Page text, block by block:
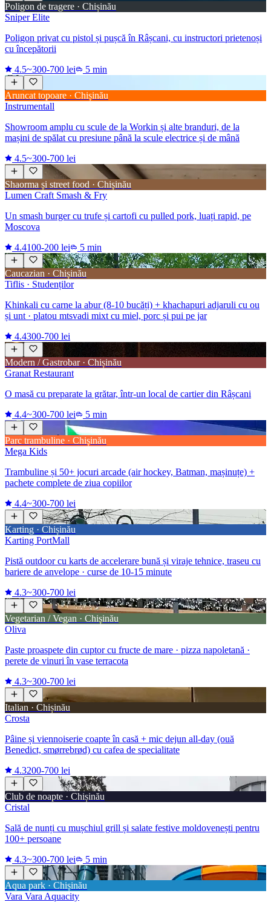
Poligon de tragere · Chișinău
Sniper Elite
Poligon privat cu pistol și pușcă în Râșcani, cu instructori prietenoși
cu începătorii
4.5~300-700 lei 5 min
Aruncat topoare · Chișinău
Instrumentall
Showroom amplu cu scule de la Workin și alte branduri, de la
mașini de spălat cu presiune până la scule electrice și de mână
4.5~300-700 lei
Shaorma și street food · Chișinău
Lumen Craft Smash & Fry
Un smash burger cu trufe și cartofi cu pulled pork, luați rapid, pe
Moscova
4.4100-200 lei 5 min
Caucazian · Chișinău
Tiflis · Studenților
Khinkali cu carne la abur (8-10 bucăți) + khachapuri adjaruli cu ou
și unt · platou mtsvadi mixt cu miel, porc și pui pe jar
4.4300-700 lei
Modern / Gastrobar · Chișinău
Granat Restaurant
O masă cu preparate la grătar, într-un local de cartier din Râșcani
4.4~300-700 lei 5 min
Parc trambuline · Chișinău
Mega Kids
Trambuline și 50+ jocuri arcade (air hockey, Batman, mașinuțe) +
pachete complete de ziua copiilor
4.4~300-700 lei
Karting · Chișinău
Karting PortMall
Pistă outdoor cu karts de accelerare bună și viraje tehnice, traseu cu
bariere de anvelope · curse de 10-15 minute
4.3~300-700 lei
Vegetarian / Vegan · Chișinău
Oliva
Paste proaspete din cuptor cu fructe de mare · pizza napoletană ·
perete de vinuri în vase terracota
4.3~300-700 lei
Italian · Chișinău
Crosta
Pâine și viennoiserie coapte în casă + mic dejun all-day (ouă
Benedict, smørrebrød) cu cafea de specialitate
4.3200-700 lei
Club de noapte · Chișinău
Cristal
Sală de nunți cu mușchiul grill și salate festive moldovenești pentru
100+ persoane
4.3~300-700 lei 5 min
Aqua park · Chișinău
Vara Vara Aquacity